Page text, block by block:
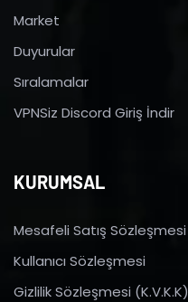
Market
Duyurular
Sıralamalar
VPNSiz Discord Giriş İndir
KURUMSAL
Mesafeli Satış Sözleşmesi
Kullanıcı Sözleşmesi
Gizlilik Sözleşmesi (K.V.K.K)